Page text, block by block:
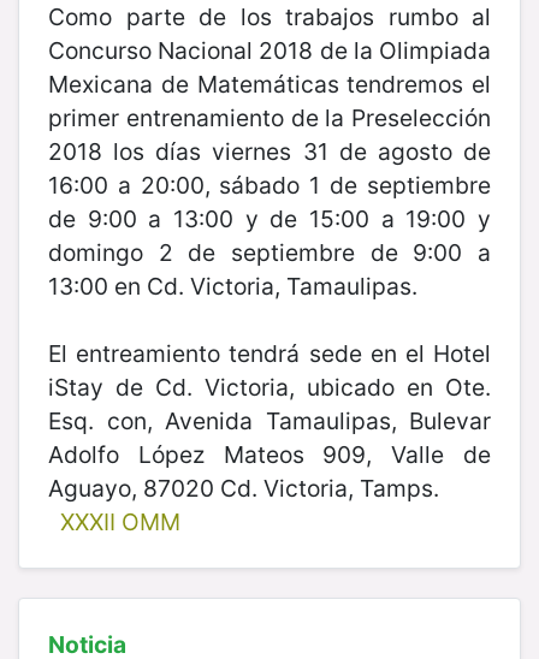
Como parte de los trabajos rumbo al
Concurso Nacional 2018 de la Olimpiada
Mexicana de Matemáticas tendremos el
primer entrenamiento de la Preselección
2018 los días viernes 31 de agosto de
16:00 a 20:00, sábado 1 de septiembre
de 9:00 a 13:00 y de 15:00 a 19:00 y
domingo 2 de septiembre de 9:00 a
13:00 en Cd. Victoria, Tamaulipas.
El entreamiento tendrá sede en el Hotel
iStay de Cd. Victoria, ubicado en Ote.
Esq. con, Avenida Tamaulipas, Bulevar
Adolfo López Mateos 909, Valle de
Aguayo, 87020 Cd. Victoria, Tamps.
XXXII OMM
Noticia